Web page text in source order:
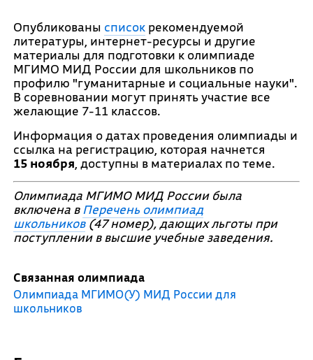
Опубликованы списокрекомендуемой
литературы, интернет-ресурсы и другие
материалы для подготовки к олимпиаде
МГИМО МИД России для школьников по
профилю "гуманитарные и социальные науки".
В соревновании могут принять участие все
желающие 7-11 классов.
Информация о датах проведения олимпиады и
ссылка на регистрацию, которая начнется
15 ноября, доступны в материалах по теме.
Олимпиада МГИМО МИД России была
включена в Перечень олимпиад
школьников(47 номер), дающих льготы при
поступлении в высшие учебные заведения.
Связанная олимпиада
Олимпиада МГИМО(У) МИД России для
школьников